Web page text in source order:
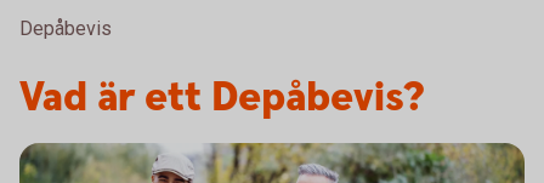
Depåbevis
Vad är ett Depåbevis?